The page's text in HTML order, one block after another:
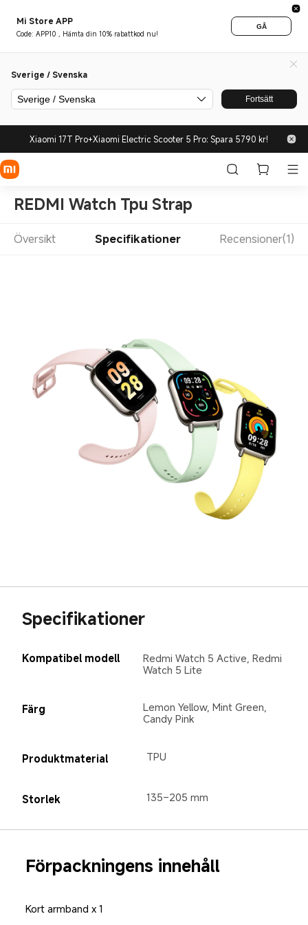
Mi Store APP
Code: APP10 , Hämta din 10% rabattkod nu!
GÅ
Sverige / Svenska
Sverige / Svenska Fortsätt
Xiaomi 17T Pro+Xiaomi Electric Scooter 5 Pro: Spara 5790 kr!
REDMI Watch Tpu Strap
Översikt Specifikationer Recensioner(1)
Specifikationer
Kompatibel modell
Redmi Watch 5 Active, Redmi
Watch 5 Lite
Färg
Lemon Yellow, Mint Green,
Candy Pink
Produktmaterial TPU
Storlek 135–205 mm
Förpackningens innehåll
Kort armband x 1